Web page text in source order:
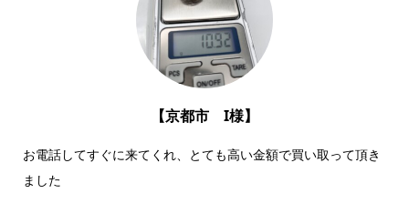
【京都市 I様】
お電話してすぐに来てくれ、とても高い金額で買い取って頂き
ました